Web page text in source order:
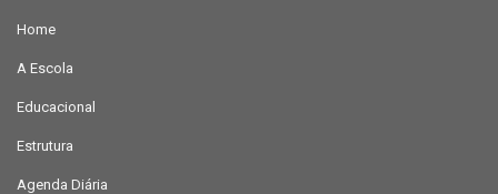
Home
A Escola
Educacional
Estrutura
Agenda Diária